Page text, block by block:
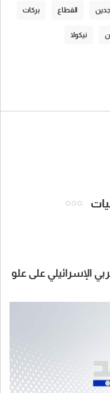
القطاع بركات
نيكولا
الإسرائيلي على علو